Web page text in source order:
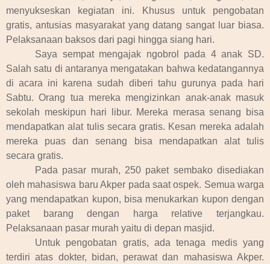
menyukseskan kegiatan ini. Khusus untuk pengobatan
gratis, antusias masyarakat yang datang sangat luar biasa.
Pelaksanaan baksos dari pagi hingga siang hari.
Saya sempat mengajak ngobrol pada 4 anak SD.
Salah satu di antaranya mengatakan bahwa kedatangannya
di acara ini karena sudah diberi tahu gurunya pada hari
Sabtu. Orang tua mereka mengizinkan anak-anak masuk
sekolah meskipun hari libur. Mereka merasa senang bisa
mendapatkan alat tulis secara gratis. Kesan mereka adalah
mereka puas dan senang bisa mendapatkan alat tulis
secara gratis.
Pada pasar murah, 250 paket sembako disediakan
oleh mahasiswa baru Akper pada saat ospek. Semua warga
yang mendapatkan kupon, bisa menukarkan kupon dengan
paket barang dengan harga relative terjangkau.
Pelaksanaan pasar murah yaitu di depan masjid.
Untuk pengobatan gratis, ada tenaga medis yang
terdiri atas dokter, bidan, perawat dan mahasiswa Akper.